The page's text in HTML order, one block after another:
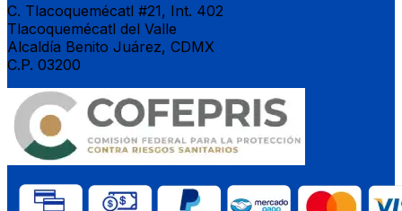
C. Tlacoquemécatl #21, Int. 402
Tlacoquemécatl del Valle
Alcaldía Benito Juárez, CDMX
C.P. 03200